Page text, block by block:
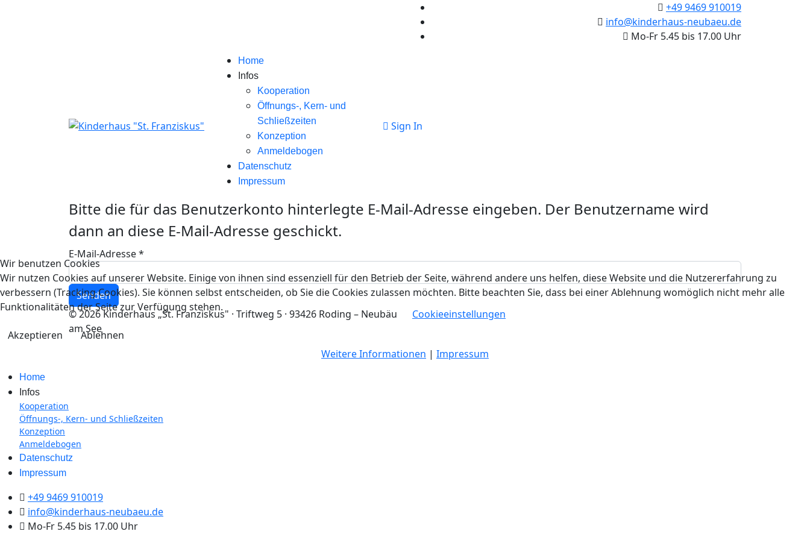
+49 9469 910019
info@kinderhaus-neubaeu.de
Mo-Fr 5.45 bis 17.00 Uhr
Home
Infos
Kooperation
Öffnungs-, Kern- und
Schließzeiten
Konzeption
Anmeldebogen
Datenschutz
Impressum
Sign In
Bitte die für das Benutzerkonto hinterlegte E-Mail-Adresse eingeben. Der Benutzername wird
dann an diese E-Mail-Adresse geschickt.
E-Mail-Adresse*
Senden
© 2026 Kinderhaus „St. Franziskus" · Triftweg 5 · 93426 Roding – Neubäu
am See
Cookieeinstellungen
Home
Infos
Kooperation
Öffnungs-, Kern- und Schließzeiten
Konzeption
Anmeldebogen
Datenschutz
Impressum
+49 9469 910019
info@kinderhaus-neubaeu.de
Mo-Fr 5.45 bis 17.00 Uhr
Wir benutzen Cookies
Wir nutzen Cookies auf unserer Website. Einige von ihnen sind essenziell für den Betrieb der Seite, während andere uns helfen, diese Website und die Nutzererfahrung zu
verbessern (Tracking Cookies). Sie können selbst entscheiden, ob Sie die Cookies zulassen möchten. Bitte beachten Sie, dass bei einer Ablehnung womöglich nicht mehr alle
Funktionalitäten der Seite zur Verfügung stehen.
Akzeptieren
Ablehnen
Weitere Informationen | Impressum